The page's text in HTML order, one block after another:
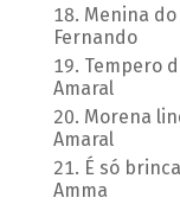
Menina do
Fernando
Tempero
Amaral
Morena
Amaral
É só
Amma